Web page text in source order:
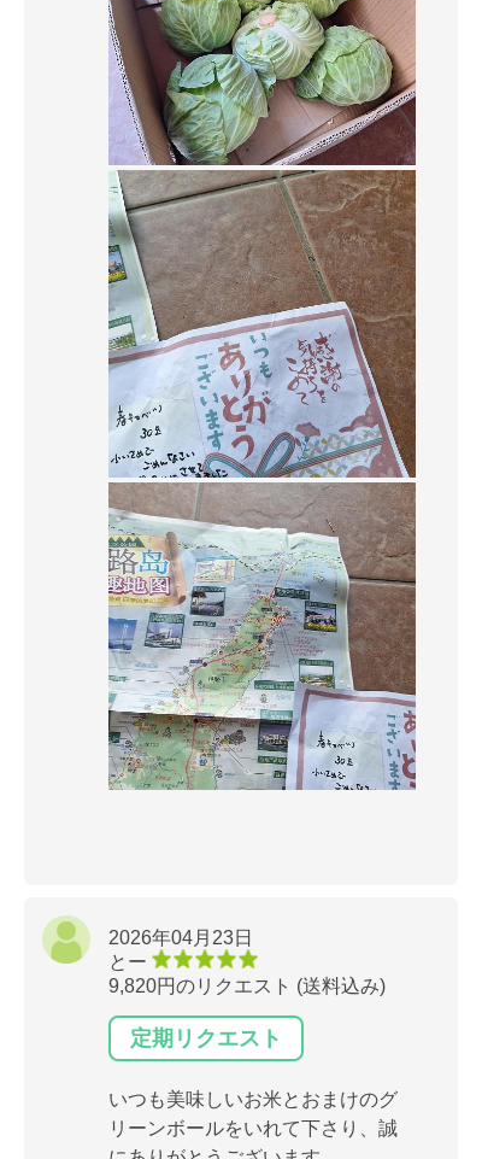
2026年04月23日
とー
9,820円のリクエスト (送料込み)
定期リクエスト
いつも美味しいお米とおまけのグ
リーンボールをいれて下さり、誠